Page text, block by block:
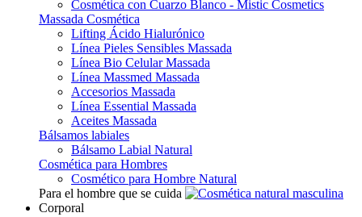
Cosmética con Cuarzo Blanco - Mistic Cosmetics
Massada Cosmética
Lifting Ácido Hialurónico
Línea Pieles Sensibles Massada
Línea Bio Celular Massada
Línea Massmed Massada
Accesorios Massada
Línea Essential Massada
Aceites Massada
Bálsamos labiales
Bálsamo Labial Natural
Cosmética para Hombres
Cosmético para Hombre Natural
Para el hombre que se cuida
Corporal